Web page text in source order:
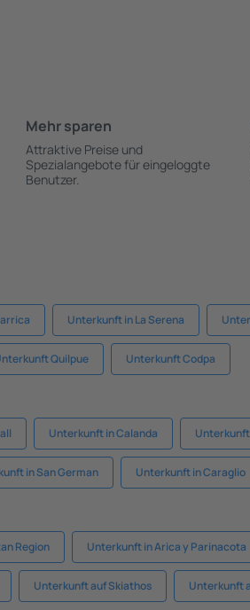
Mehr sparen
Attraktive Preise und
Spezialangebote für eingeloggte
Benutzer.
Unterkunft in La Serena
Quilpue Unterkunft Codpa
Unterkunft in Calanda
in San German Unterkunft in Caraglio
Region Unterkunft in Arica y Parinacota
Unterkunft auf Skiathos Unterkunft